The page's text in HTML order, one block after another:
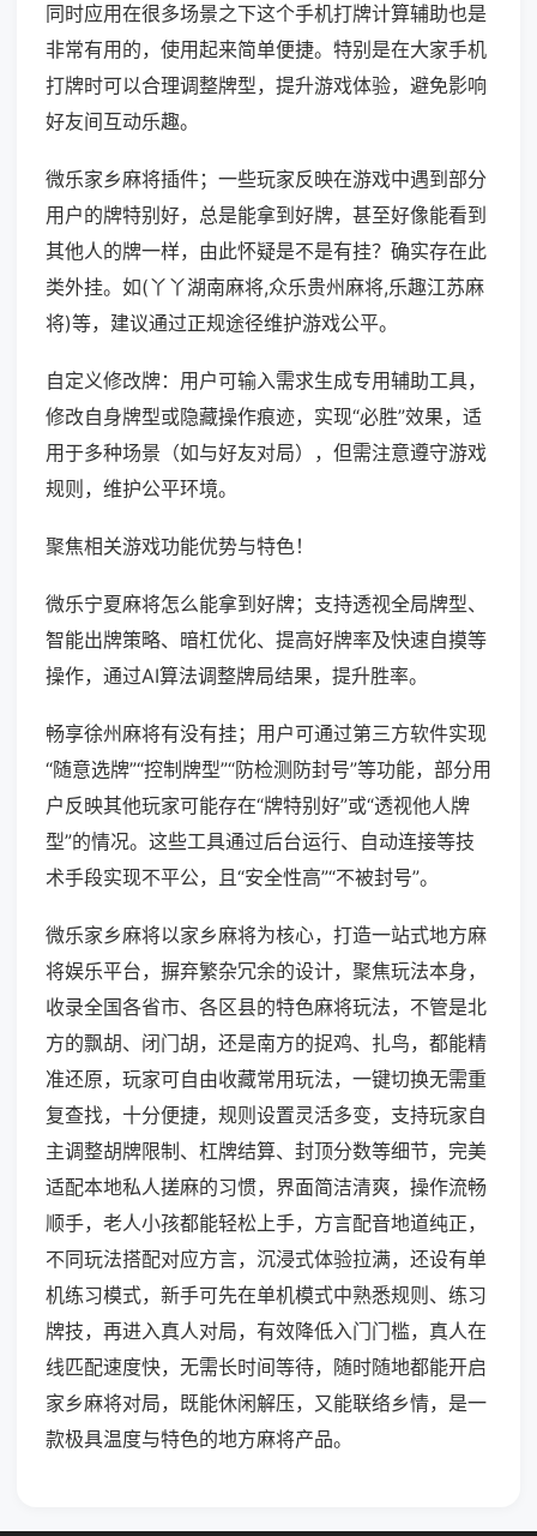
同时应用在很多场景之下这个手机打牌计算辅助也是
非常有用的，使用起来简单便捷。特别是在大家手机
打牌时可以合理调整牌型，提升游戏体验，避免影响
好友间互动乐趣。
微乐家乡麻将插件；一些玩家反映在游戏中遇到部分
用户的牌特别好，总是能拿到好牌，甚至好像能看到
其他人的牌一样，由此怀疑是不是有挂？确实存在此
类外挂。如(丫丫湖南麻将,众乐贵州麻将,乐趣江苏麻
将)等，建议通过正规途径维护游戏公平。
自定义修改牌：用户可输入需求生成专用辅助工具，
修改自身牌型或隐藏操作痕迹，实现“必胜”效果，适
用于多种场景（如与好友对局），但需注意遵守游戏
规则，维护公平环境。
聚焦相关游戏功能优势与特色！
微乐宁夏麻将怎么能拿到好牌；支持透视全局牌型、
智能出牌策略、暗杠优化、提高好牌率及快速自摸等
操作，通过AI算法调整牌局结果，提升胜率。
畅享徐州麻将有没有挂；用户可通过第三方软件实现
“随意选牌”“控制牌型”“防检测防封号”等功能，部分用
户反映其他玩家可能存在“牌特别好”或“透视他人牌
型”的情况。这些工具通过后台运行、自动连接等技
术手段实现不平公，且“安全性高”“不被封号”。
微乐家乡麻将以家乡麻将为核心，打造一站式地方麻
将娱乐平台，摒弃繁杂冗余的设计，聚焦玩法本身，
收录全国各省市、各区县的特色麻将玩法，不管是北
方的飘胡、闭门胡，还是南方的捉鸡、扎鸟，都能精
准还原，玩家可自由收藏常用玩法，一键切换无需重
复查找，十分便捷，规则设置灵活多变，支持玩家自
主调整胡牌限制、杠牌结算、封顶分数等细节，完美
适配本地私人搓麻的习惯，界面简洁清爽，操作流畅
顺手，老人小孩都能轻松上手，方言配音地道纯正，
不同玩法搭配对应方言，沉浸式体验拉满，还设有单
机练习模式，新手可先在单机模式中熟悉规则、练习
牌技，再进入真人对局，有效降低入门门槛，真人在
线匹配速度快，无需长时间等待，随时随地都能开启
家乡麻将对局，既能休闲解压，又能联络乡情，是一
款极具温度与特色的地方麻将产品。